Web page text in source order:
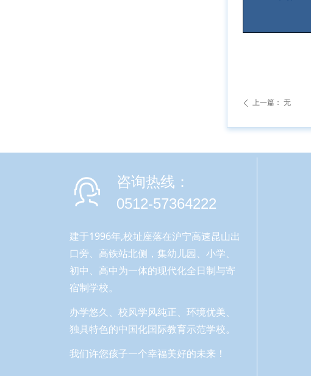
ꄴ 上一篇： 无
咨询热线：
0512-57364222
建于1996年,校址座落在沪宁高速昆山出
口旁、高铁站北侧，集幼儿园、小学、
初中、高中为一体的现代化全日制与寄
宿制学校。
办学悠久、校风学风纯正、环境优美、
独具特色的中国化国际教育示范学校。
我们许您孩子一个幸福美好的未来！